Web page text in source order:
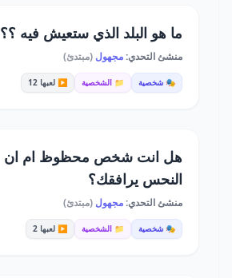
ما هو البلد الذي ستعيش فيه ؟؟
منشئ التحدي:مجهول (مبتدئ)
🎭 شخصية 📁 الشخصية ▶️ لعبها 12
هل انت شخص محظوظ ام ان
النحس يرافقك؟
منشئ التحدي:مجهول (مبتدئ)
🎭 شخصية 📁 الشخصية ▶️ لعبها 2